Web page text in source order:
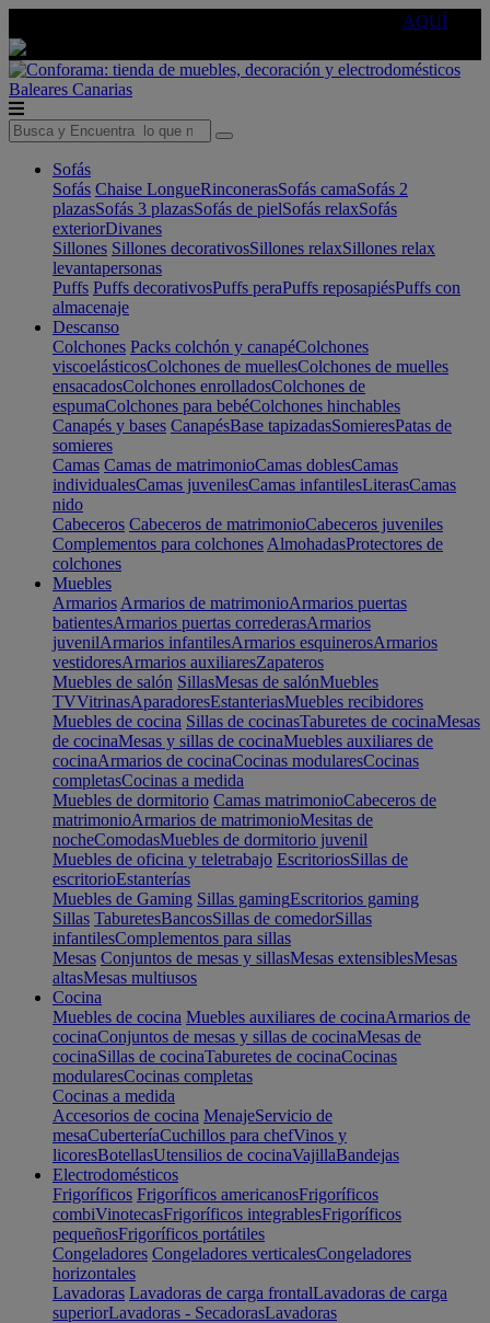
AQUÍ
Baleares Canarias
Sofás
Sofás Chaise LongueRinconerasSofás camaSofás 2
plazasSofás 3 plazasSofás de pielSofás relaxSofás
exteriorDivanes
Sillones Sillones decorativosSillones relaxSillones relax
levantapersonas
Puffs Puffs decorativosPuffs peraPuffs reposapiésPuffs con
almacenaje
Descanso
Colchones Packs colchón y canapéColchones
viscoelásticosColchones de muellesColchones de muelles
ensacadosColchones enrolladosColchones de
espumaColchones para bebéColchones hinchables
Canapés y bases CanapésBase tapizadasSomieresPatas de
somieres
Camas Camas de matrimonioCamas doblesCamas
individualesCamas juvenilesCamas infantilesLiterasCamas
nido
Cabeceros Cabeceros de matrimonioCabeceros juveniles
Complementos para colchones AlmohadasProtectores de
colchones
Muebles
Armarios Armarios de matrimonioArmarios puertas
batientesArmarios puertas correderasArmarios
juvenilArmarios infantilesArmarios esquinerosArmarios
vestidoresArmarios auxiliaresZapateros
Muebles de salón SillasMesas de salónMuebles
TVVitrinasAparadoresEstanteriasMuebles recibidores
Muebles de cocina Sillas de cocinasTaburetes de cocinaMesas
de cocinaMesas y sillas de cocinaMuebles auxiliares de
cocinaArmarios de cocinaCocinas modularesCocinas
completasCocinas a medida
Muebles de dormitorio Camas matrimonioCabeceros de
matrimonioArmarios de matrimonioMesitas de
nocheComodasMuebles de dormitorio juvenil
Muebles de oficina y teletrabajo EscritoriosSillas de
escritorioEstanterías
Muebles de Gaming Sillas gamingEscritorios gaming
Sillas TaburetesBancosSillas de comedorSillas
infantilesComplementos para sillas
Mesas Conjuntos de mesas y sillasMesas extensiblesMesas
altasMesas multiusos
Cocina
Muebles de cocina Muebles auxiliares de cocinaArmarios de
cocinaConjuntos de mesas y sillas de cocinaMesas de
cocinaSillas de cocinaTaburetes de cocinaCocinas
modularesCocinas completas
Cocinas a medida
Accesorios de cocina MenajeServicio de
mesaCuberteríaCuchillos para chefVinos y
licoresBotellasUtensilios de cocinaVajillaBandejas
Electrodomésticos
Frigoríficos Frigoríficos americanosFrigoríficos
combiVinotecasFrigoríficos integrablesFrigoríficos
pequeñosFrigoríficos portátiles
Congeladores Congeladores verticalesCongeladores
horizontales
Lavadoras Lavadoras de carga frontalLavadoras de carga
superiorLavadoras - SecadorasLavadoras